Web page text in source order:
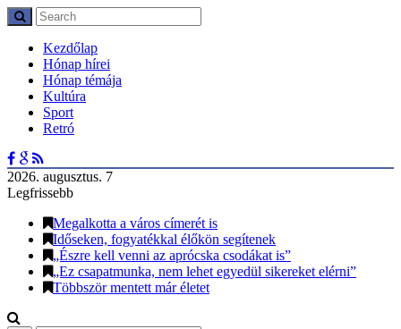
Kezdőlap
Hónap hírei
Hónap témája
Kultúra
Sport
Retró
2026. augusztus. 7
Legfrissebb
Megalkotta a város címerét is
Időseken, fogyatékkal élőkön segítenek
„Észre kell venni az aprócska csodákat is”
„Ez csapatmunka, nem lehet egyedül sikereket elérni”
Többször mentett már életet